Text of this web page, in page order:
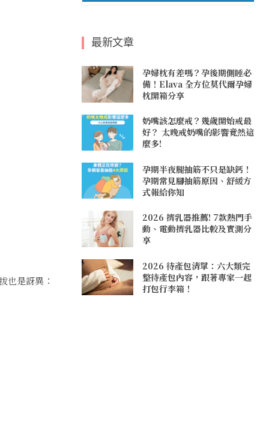
也是訝異：
最新文章
孕婦枕有差嗎？孕後期側睡必
備！Elava 全方位莫代爾孕婦
枕開箱分享
奶嘴該怎麼戒？幾歲開始戒最
好？ 太晚戒奶嘴的影響竟然這
麼多!
孕期半夜腿抽筋不只是缺鈣！
孕期常見腳抽筋原因、舒緩方
式報給你知
2026 擠乳器推薦! 7款熱門手
動、電動擠乳器比較及實測分
享
2026 待產包清單：六大類完
整待產包內容，跟著專家一起
打包行李箱！